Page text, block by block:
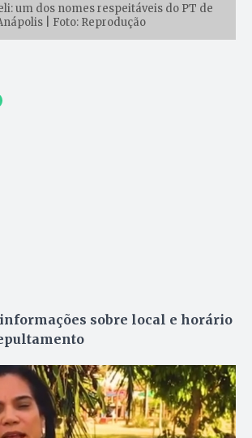
um dos nomes respeitáveis do PT de
| Foto: Reprodução
sobre local e horário